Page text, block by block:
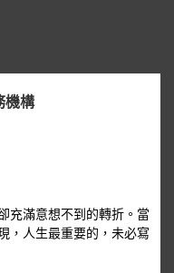
機構
充滿意想不到的轉折。當
，人生最重要的，未必寫